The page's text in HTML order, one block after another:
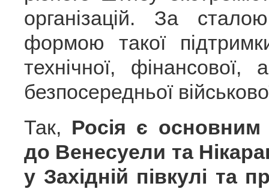
організацій. За
формою такої
технічної,
безпосередньої
Так, Росія є основним
до Венесуели та
у Західній півкулі та